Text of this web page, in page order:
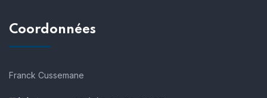
Coordonnées
Franck Cussemane